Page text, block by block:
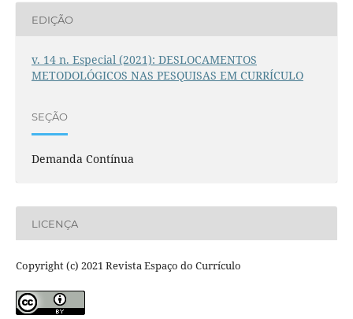
EDIÇÃO
v. 14 n. Especial (2021): DESLOCAMENTOS
METODOLÓGICOS NAS PESQUISAS EM CURRÍCULO
SEÇÃO
Demanda Contínua
LICENÇA
Copyright (c) 2021 Revista Espaço do Currículo